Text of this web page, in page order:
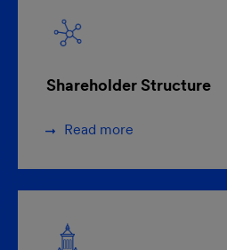
Shareholder Structure
Read more